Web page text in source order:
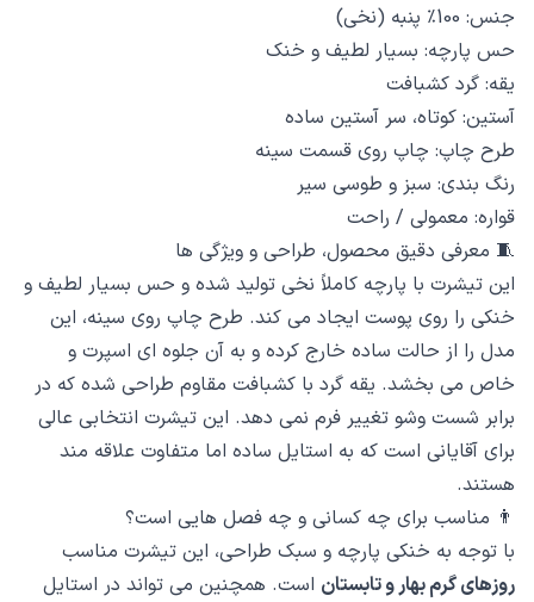
جنس: 100٪ پنبه (نخی)
حس پارچه: بسیار لطیف و خنک
یقه: گرد کشبافت
آستین: کوتاه، سر آستین ساده
طرح چاپ: چاپ روی قسمت سینه
رنگ بندی: سبز و طوسی سیر
قواره: معمولی / راحت
🧵 معرفی دقیق محصول، طراحی و ویژگی ها
این تیشرت با پارچه کاملاً نخی تولید شده و حس بسیار لطیف و
خنکی را روی پوست ایجاد می کند. طرح چاپ روی سینه، این
مدل را از حالت ساده خارج کرده و به آن جلوه ای اسپرت و
خاص می بخشد. یقه گرد با کشبافت مقاوم طراحی شده که در
برابر شست وشو تغییر فرم نمی دهد. این تیشرت انتخابی عالی
برای آقایانی است که به استایل ساده اما متفاوت علاقه مند
هستند.
👨 مناسب برای چه کسانی و چه فصل هایی است؟
با توجه به خنکی پارچه و سبک طراحی، این تیشرت مناسب
روزهای گرم بهار و تابستان است. همچنین می تواند در استایل